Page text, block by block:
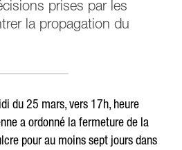
prises par les
la propagation du
du 25 mars, vers 17h, heure
a ordonné la fermeture de la
pour au moins sept jours dans